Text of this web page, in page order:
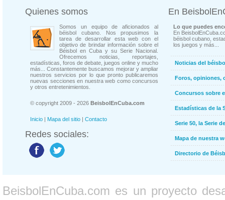
Quienes somos
Somos un equipo de aficionados al
béisbol cubano. Nos propusimos la
tarea de desarrollar esta web con el
objetivo de brindar información sobre el
Béisbol en Cuba y su Serie Nacional.
Ofrecemos noticias, reportajes,
estadísticas, foros de debate, juegos online y mucho
más... Constantemente buscamos mejorar y ampliar
nuestros servicios por lo que pronto publicaremos
nuevas secciones en nuestra web como concursos
y otros entretenimientos.
© copyright 2009 - 2026 BeisbolEnCuba.com
Inicio | Mapa del sitio | Contacto
Redes sociales:
En
Lo que puedes
En
béisbol cubano,
los juegos y más...
Noticias del
Foros, opiniones,
Concursos sobre
Estadísticas de la
Serie 50, la Serie
Mapa de nuestra
Directorio de
BeisbolEnCuba.com es un proyecto